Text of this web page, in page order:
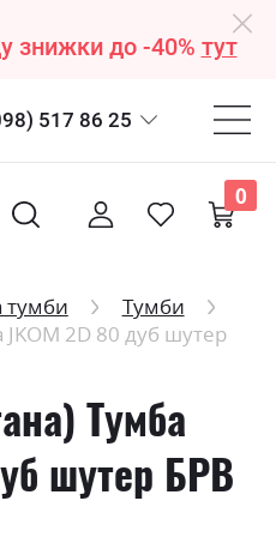
знижки до -40% тут
517 86 25
0
тумби
Тумби
JKOM 2D 80 дуб шутер
Тумба
шутер БРВ